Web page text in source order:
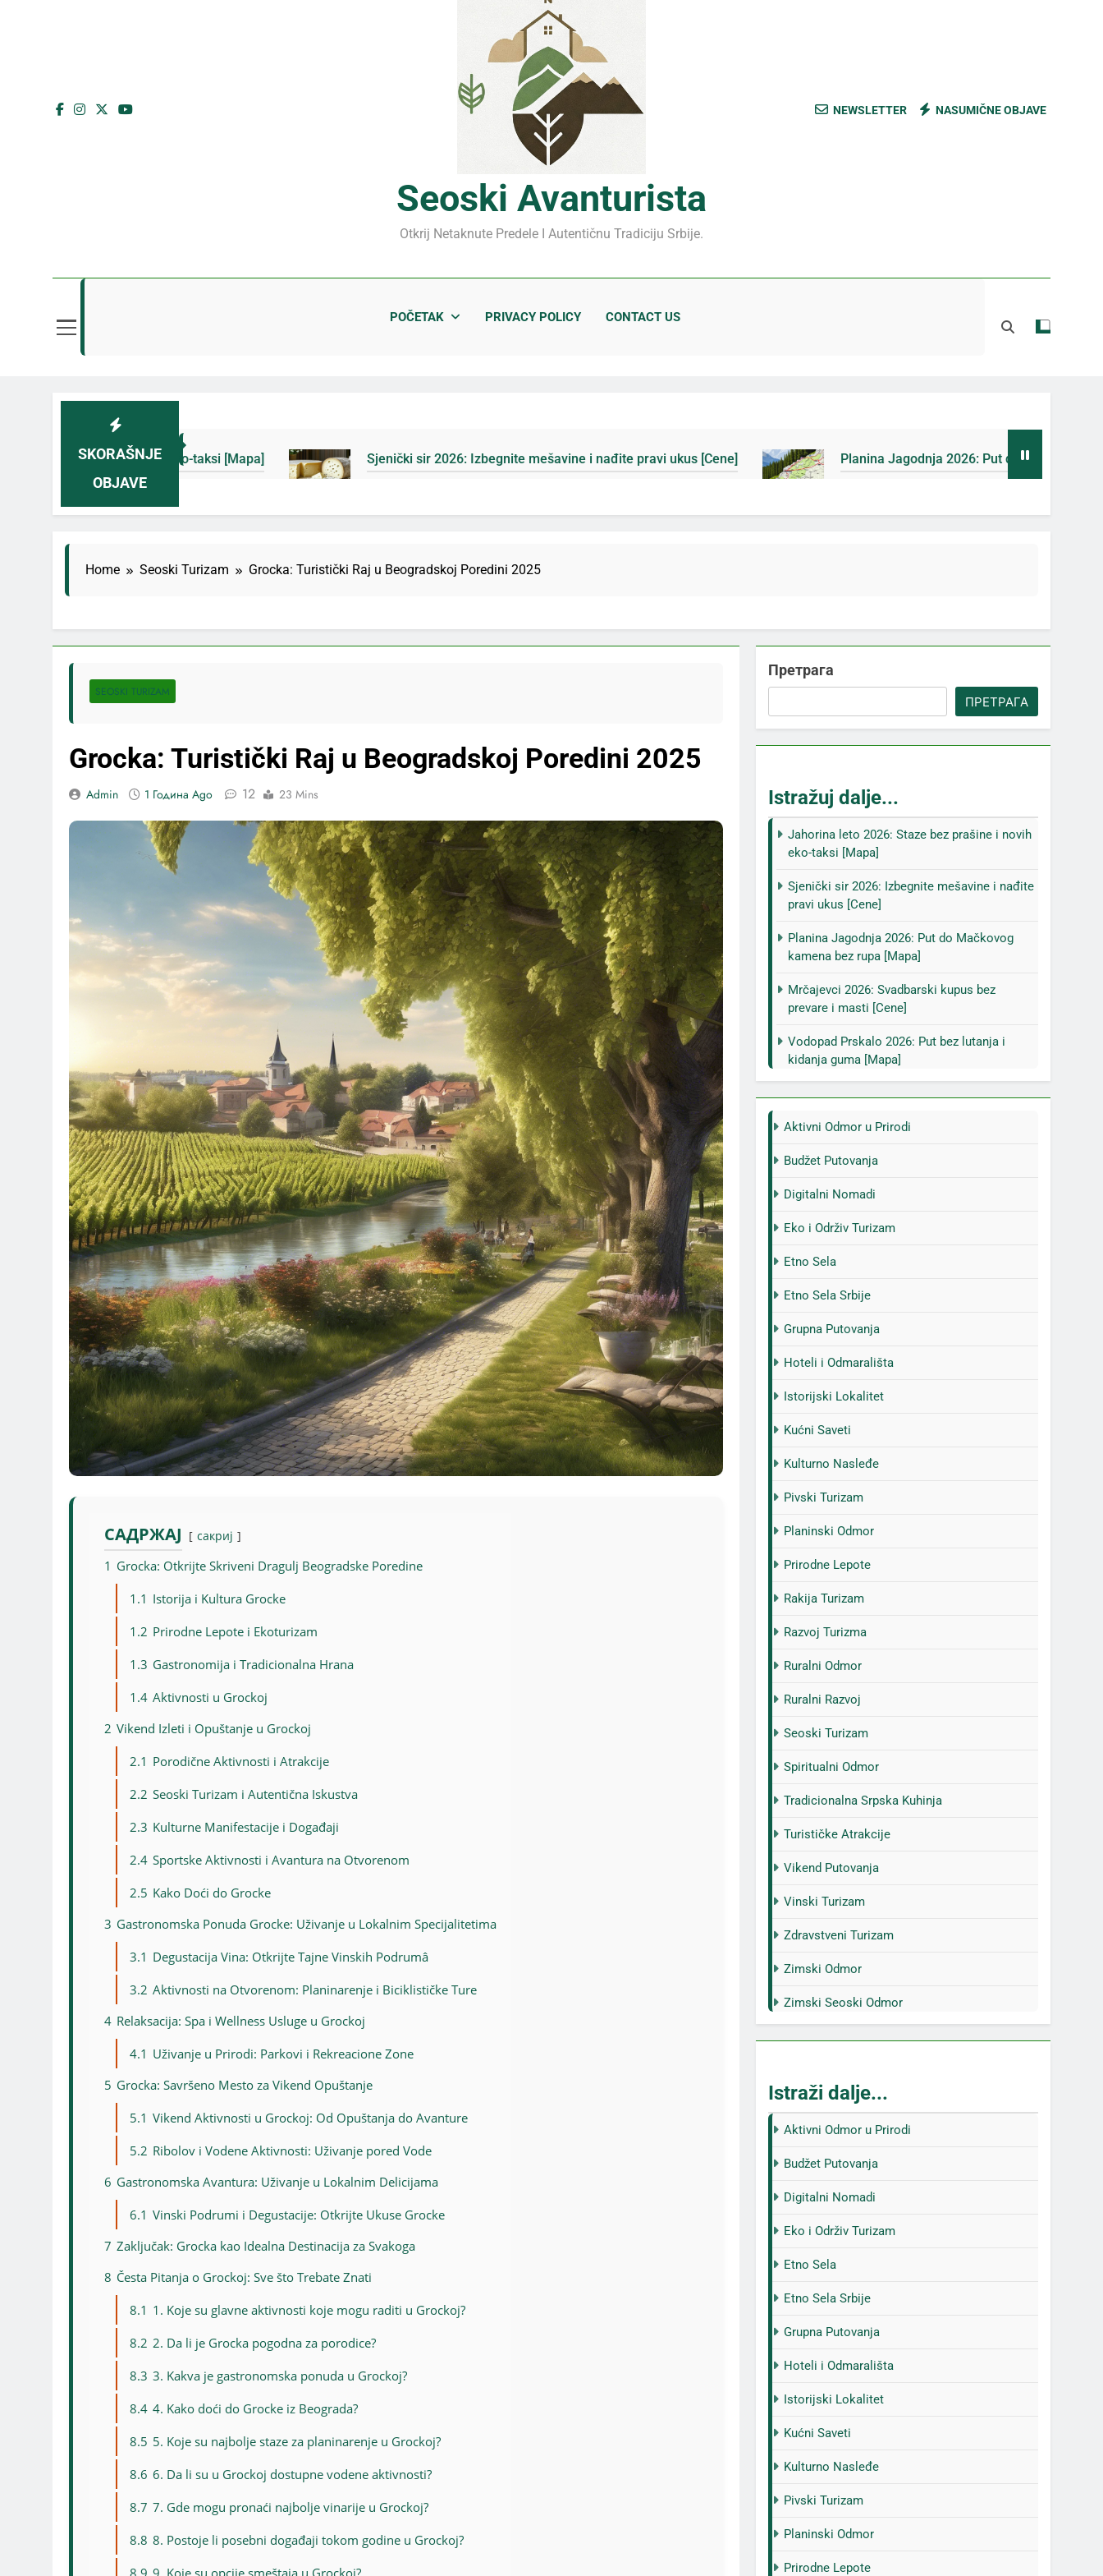
Jahorina leto 2026: Staze bez prašine i novih eko-taksi [Mapa]
Sjenički sir 2026: Izbegnite mešavine i nađite pravi ukus [Cene]
Planina Jagodnja 2026: Put do Mačkovog kamena bez rupa [Mapa]
Seoski Avanturista
Otkrij Netaknute Predele I Autentičnu Tradiciju Srbije.
NEWSLETTER NASUMIČNE OBJAVE
POČETAK PRIVACY POLICY CONTACT US
SKORAŠNJE
OBJAVE
novih eko-taksi [Mapa] Sjenički sir 2026: Izbegnite mešavine i nađite pravi ukus [Cene] Planina Jagodnja 2026: Put do Mačkovog kamena bez rupa
Home Seoski Turizam Grocka: Turistički Raj u Beogradskoj Poredini 2025
SEOSKI TURIZAM
Grocka: Turistički Raj u Beogradskoj Poredini 2025
Admin 1 Година Ago 12 23 Mins
САДРЖАЈ сакриј
1 Grocka: Otkrijte Skriveni Dragulj Beogradske Poredine
1.1 Istorija i Kultura Grocke
1.2 Prirodne Lepote i Ekoturizam
1.3 Gastronomija i Tradicionalna Hrana
1.4 Aktivnosti u Grockoj
2 Vikend Izleti i Opuštanje u Grockoj
2.1 Porodične Aktivnosti i Atrakcije
2.2 Seoski Turizam i Autentična Iskustva
2.3 Kulturne Manifestacije i Događaji
2.4 Sportske Aktivnosti i Avantura na Otvorenom
2.5 Kako Doći do Grocke
3 Gastronomska Ponuda Grocke: Uživanje u Lokalnim Specijalitetima
3.1 Degustacija Vina: Otkrijte Tajne Vinskih Podrumâ
3.2 Aktivnosti na Otvorenom: Planinarenje i Biciklističke Ture
4 Relaksacija: Spa i Wellness Usluge u Grockoj
4.1 Uživanje u Prirodi: Parkovi i Rekreacione Zone
5 Grocka: Savršeno Mesto za Vikend Opuštanje
5.1 Vikend Aktivnosti u Grockoj: Od Opuštanja do Avanture
5.2 Ribolov i Vodene Aktivnosti: Uživanje pored Vode
6 Gastronomska Avantura: Uživanje u Lokalnim Delicijama
6.1 Vinski Podrumi i Degustacije: Otkrijte Ukuse Grocke
7 Zaključak: Grocka kao Idealna Destinacija za Svakoga
8 Česta Pitanja o Grockoj: Sve što Trebate Znati
8.1 1. Koje su glavne aktivnosti koje mogu raditi u Grockoj?
8.2 2. Da li je Grocka pogodna za porodice?
8.3 3. Kakva je gastronomska ponuda u Grockoj?
8.4 4. Kako doći do Grocke iz Beograda?
8.5 5. Koje su najbolje staze za planinarenje u Grockoj?
8.6 6. Da li su u Grockoj dostupne vodene aktivnosti?
8.7 7. Gde mogu pronaći najbolje vinarije u Grockoj?
8.8 8. Postoje li posebni događaji tokom godine u Grockoj?
8.9 9. Koje su opcije smeštaja u Grockoj?
Претрага
ПРЕТРАГА
Istražuj dalje...
Jahorina leto 2026: Staze bez prašine i novih
eko-taksi [Mapa]
Sjenički sir 2026: Izbegnite mešavine i nađite
pravi ukus [Cene]
Planina Jagodnja 2026: Put do Mačkovog
kamena bez rupa [Mapa]
Mrčajevci 2026: Svadbarski kupus bez
prevare i masti [Cene]
Vodopad Prskalo 2026: Put bez lutanja i
kidanja guma [Mapa]
Aktivni Odmor u Prirodi
Budžet Putovanja
Digitalni Nomadi
Eko i Održiv Turizam
Etno Sela
Etno Sela Srbije
Grupna Putovanja
Hoteli i Odmarališta
Istorijski Lokalitet
Kućni Saveti
Kulturno Nasleđe
Pivski Turizam
Planinski Odmor
Prirodne Lepote
Rakija Turizam
Razvoj Turizma
Ruralni Odmor
Ruralni Razvoj
Seoski Turizam
Spiritualni Odmor
Tradicionalna Srpska Kuhinja
Turističke Atrakcije
Vikend Putovanja
Vinski Turizam
Zdravstveni Turizam
Zimski Odmor
Zimski Seoski Odmor
Istraži dalje...
Aktivni Odmor u Prirodi
Budžet Putovanja
Digitalni Nomadi
Eko i Održiv Turizam
Etno Sela
Etno Sela Srbije
Grupna Putovanja
Hoteli i Odmarališta
Istorijski Lokalitet
Kućni Saveti
Kulturno Nasleđe
Pivski Turizam
Planinski Odmor
Prirodne Lepote